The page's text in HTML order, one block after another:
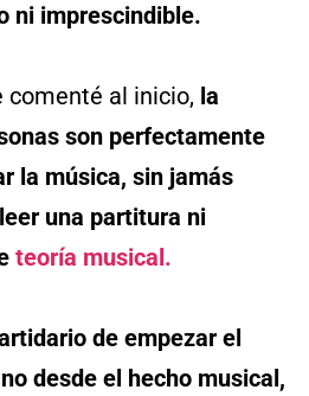
ni imprescindible.
comenté al inicio, la
son perfectamente
la música, sin jamás
una partitura ni
teoría musical.
de empezar el
desde el hecho musical,